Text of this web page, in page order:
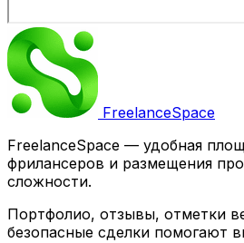
FreelanceSpace
FreelanceSpace — удобная
фрилансеров и размещения
сложности.
Портфолио, отзывы, отметки
безопасные сделки помогают